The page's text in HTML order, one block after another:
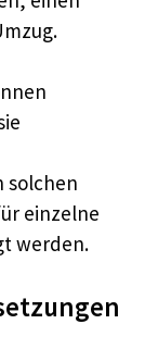
solchen
einzelne
werden.